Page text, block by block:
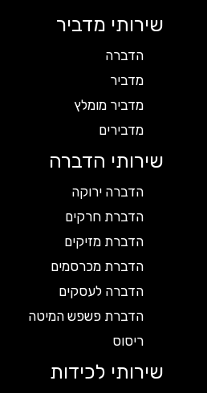
שירותי מדביר
הדברה
מדביר
מדביר מומלץ
מדבירים
שירותי הדברה
הדברה ירוקה
הדברת חרקים
הדברת מזיקים
הדברת מכרסמים
הדברה לעסקים
הדברת פשפש המיטה
ריסוס
שירותי לכידות